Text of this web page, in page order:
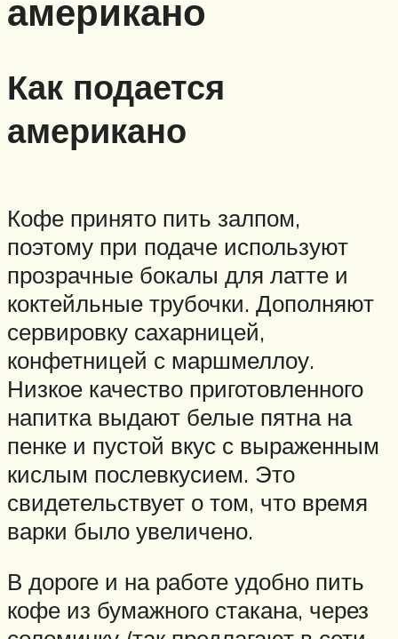
американо
Как подается
американо
Кофе принято пить залпом,
поэтому при подаче используют
прозрачные бокалы для латте и
коктейльные трубочки. Дополняют
сервировку сахарницей,
конфетницей с маршмеллоу.
Низкое качество приготовленного
напитка выдают белые пятна на
пенке и пустой вкус с выраженным
кислым послевкусием. Это
свидетельствует о том, что время
варки было увеличено.
В дороге и на работе удобно пить
кофе из бумажного стакана, через